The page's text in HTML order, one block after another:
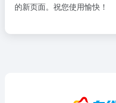
的新页面。祝您使用愉快！